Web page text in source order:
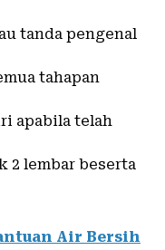
tanda pengenal
tahapan
apabila telah
2 lembar beserta
Air Bersih